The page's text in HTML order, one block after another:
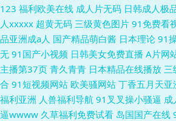
123 福利欧美在线 成人片无码 日韩成人极
人xxxxx 超黄无码 三级黄色图片 91免费看
品亚洲成a人 国产精品萌白酱 日本理论 91
无 91国产小视频 日韩美女免费直播 A片网
主播第37页 青久青青 日本精品在线播放 三
合 91短视频网站 欧美骚网站 丁香五月天亚
福利亚洲 人兽福利导航 91叉叉操小骚逼
逼wwww 久草福利免费试看 岛国国产在线